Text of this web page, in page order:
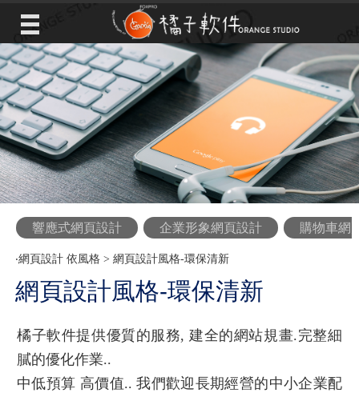
響應式網頁設計 企業形象網頁設計 購物車網
‧網頁設計 依風格> 網頁設計風格-環保清新
網頁設計風格-環保清新
橘子軟件提供優質的服務, 建全的網站規畫.完整細
膩的優化作業..
中低預算 高價值.. 我們歡迎長期經營的中小企業配